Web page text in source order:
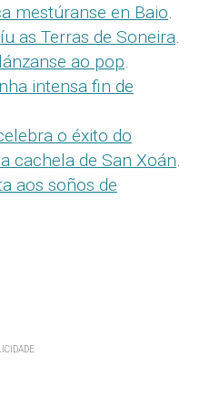
mestúranse en Baio.
as Terras de Soneira.
ao pop.
intensa fin de
o éxito do
cachela de San Xoán.
aos soños de